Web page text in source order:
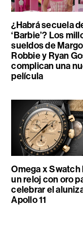
¿Habrá secuela
‘Barbie’? Los
sueldos de
Robbie y Ryan
complican una
película
Omega x Swatch
un reloj con oro
celebrar el
Apollo 11